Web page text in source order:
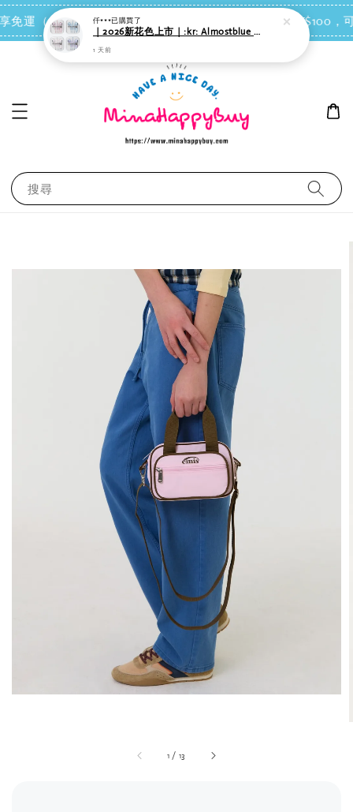
運（台灣離島地區除外） 會員每消費NT$100，
搜尋
1 / 13